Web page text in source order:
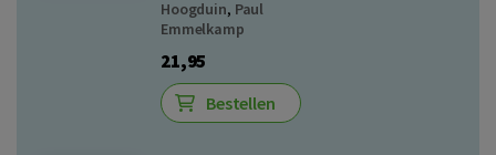
Hoogduin, Paul
Emmelkamp
21,95
Bestellen